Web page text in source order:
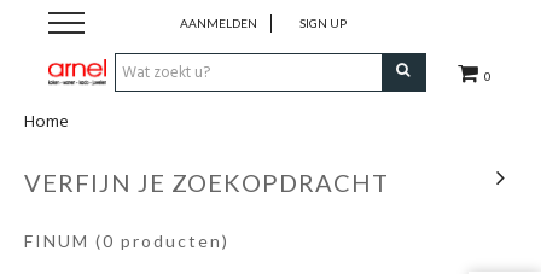
0
AANMELDEN SIGN UP
Koken
Tafel
Home
VERFIJN JE ZOEKOPDRACHT
FINUM (0 producten)